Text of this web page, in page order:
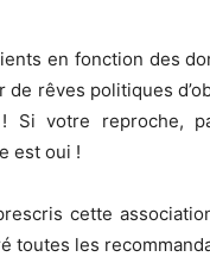
en fonction des
de rêves politiques
Si votre reproche,
est oui !
cette
toutes les